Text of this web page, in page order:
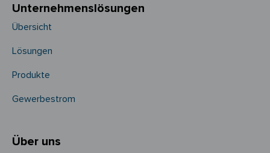
Unternehmens­­lösungen
Übersicht
Lösungen
Produkte
Gewerbestrom
Über uns